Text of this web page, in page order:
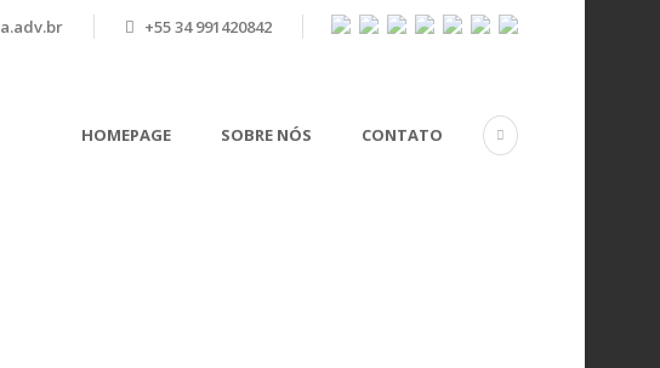
+55 34 991420842
HOMEPAGE SOBRE NÓS CONTATO